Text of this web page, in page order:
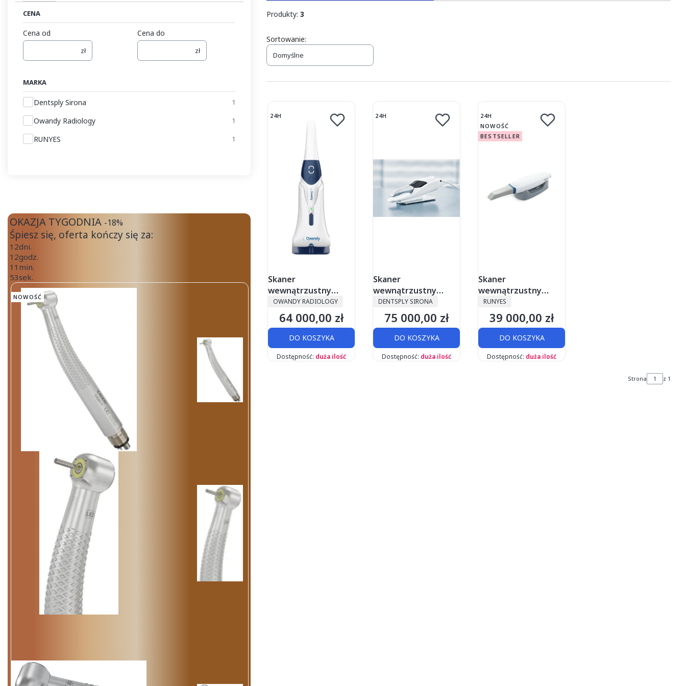
CENA
Cena od
zł
Cena do
zł
MARKA
Marka
Dentsply Sirona 1
Owandy Radiology 1
RUNYES 1
OKAZJA TYGODNIA -18%
Śpiesz się, oferta kończy się za:
12dni.
12godz.
11 min.
53sek.
NOWOŚĆ
Produkty: 3
Lista produktów
Sortowanie:
Domyślne
24H
Skaner
wewnątrzustny
Owandy IOS wireless
PRODUCENT
OWANDY RADIOLOGY
Cena
64 000,00 zł
DO KOSZYKA
Dostępność: duża ilość
24H
Skaner
wewnątrzustny
Primescan Connect
PRODUCENT
DENTSPLY SIRONA
Cena
75 000,00 zł
DO KOSZYKA
Dostępność: duża ilość
24H
NOWOŚĆ
BESTSELLER
Skaner
wewnątrzustny
Runyes 3DS V3 PRO
PRODUCENT
RUNYES
Cena
39 000,00 zł
DO KOSZYKA
Dostępność: duża ilość
Strona z 1